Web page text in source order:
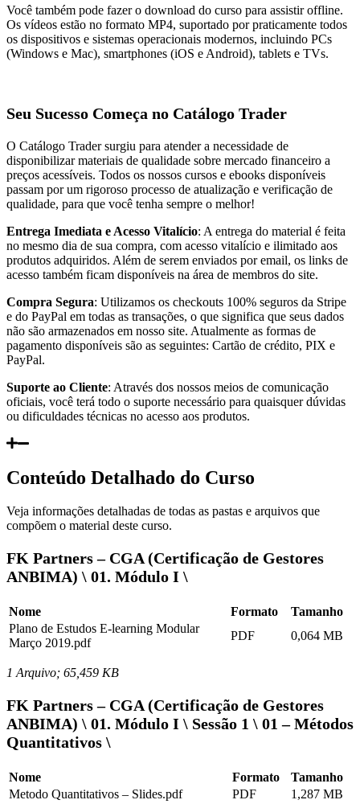
Você também pode fazer o download do curso para assistir offline.
Os vídeos estão no formato MP4, suportado por praticamente todos
os dispositivos e sistemas operacionais modernos, incluindo PCs
(Windows e Mac), smartphones (iOS e Android), tablets e TVs.
Seu Sucesso Começa no Catálogo Trader
O Catálogo Trader surgiu para atender a necessidade de
disponibilizar materiais de qualidade sobre mercado financeiro a
preços acessíveis. Todos os nossos cursos e ebooks disponíveis
passam por um rigoroso processo de atualização e verificação de
qualidade, para que você tenha sempre o melhor!
Entrega Imediata e Acesso Vitalício: A entrega do material é feita
no mesmo dia de sua compra, com acesso vitalício e ilimitado aos
produtos adquiridos. Além de serem enviados por email, os links de
acesso também ficam disponíveis na área de membros do site.
Compra Segura: Utilizamos os checkouts 100% seguros da Stripe
e do PayPal em todas as transações, o que significa que seus dados
não são armazenados em nosso site. Atualmente as formas de
pagamento disponíveis são as seguintes: Cartão de crédito, PIX e
PayPal.
Suporte ao Cliente: Através dos nossos meios de comunicação
oficiais, você terá todo o suporte necessário para quaisquer dúvidas
ou dificuldades técnicas no acesso aos produtos.
Conteúdo Detalhado do Curso
Veja informações detalhadas de todas as pastas e arquivos que
compõem o material deste curso.
FK Partners – CGA (Certificação de Gestores
ANBIMA) \ 01. Módulo I \
Nome Formato
Tamanho
Plano de Estudos E-learning Modular
Março 2019.pdf
PDF 0,064 MB
1 Arquivo; 65,459 KB
FK Partners – CGA (Certificação de Gestores
ANBIMA) \ 01. Módulo I \ Sessão 1 \ 01 – Métodos
Quantitativos \
Nome Formato
Tamanho
Metodo Quantitativos – Slides.pdf
PDF 1,287 MB